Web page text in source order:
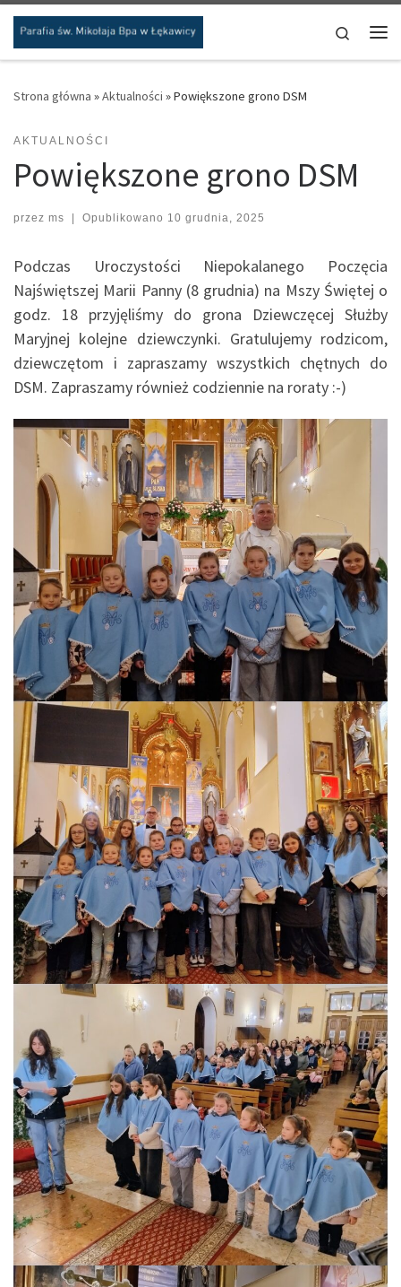
Przejdź do treści
Search
Strona główna »Aktualności »Powiększone grono DSM
AKTUALNOŚCI
Powiększone grono DSM
przez ms | Opublikowano 10 grudnia, 2025
Podczas Uroczystości Niepokalanego Poczęcia
Najświętszej Marii Panny (8 grudnia) na Mszy Świętej o
godz. 18 przyjęliśmy do grona Dziewczęcej Służby
Maryjnej kolejne dziewczynki. Gratulujemy rodzicom,
dziewczętom i zapraszamy wszystkich chętnych do
DSM. Zapraszamy również codziennie na roraty :⁠-⁠)